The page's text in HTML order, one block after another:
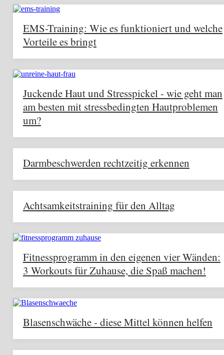
EMS-Training: Wie es funktioniert und welche
Vorteile es bringt
Juckende Haut und Stresspickel - wie geht man
am besten mit stressbedingten Hautproblemen
um?
Darmbeschwerden rechtzeitig erkennen
Achtsamkeitstraining für den Alltag
Fitnessprogramm in den eigenen vier Wänden:
3 Workouts für Zuhause, die Spaß machen!
Blasenschwäche - diese Mittel können helfen